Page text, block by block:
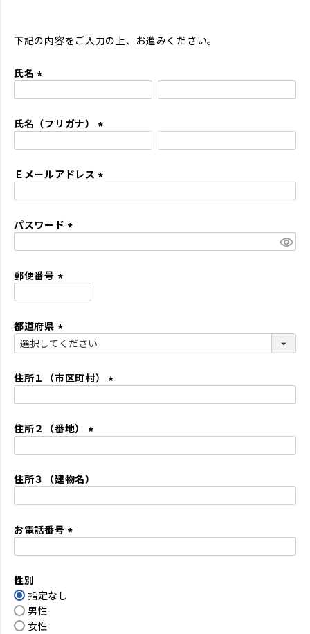
下記の内容をご入力の上、お進みください。
氏名
須
氏名（フリガナ）
須
Ｅメールアドレス
パスワード
郵便番号
須
)
都道府県
(
須
住所１（市区町村）
住所２（番地）
須
住所３（建物名）
お電話番号
性別
指定なし
男性
女性